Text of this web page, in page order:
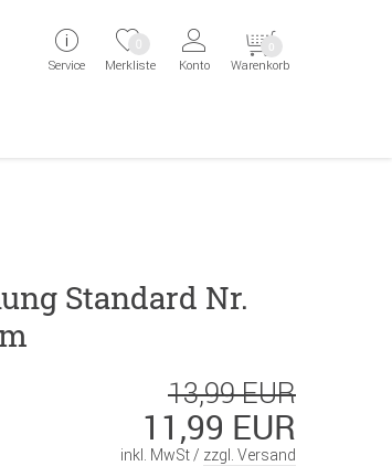
Service Merkliste
0
Konto Warenkorb
0
Standard Nr.
13,99 EUR
11,99 EUR
inkl. MwSt / zzgl. Versand